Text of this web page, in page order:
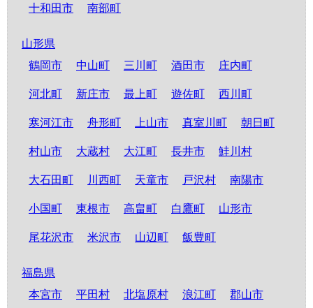
十和田市 南部町
山形県
鶴岡市
中山町 三川町 酒田市 庄内町
河北町 新庄市 最上町 遊佐町 西川町
寒河江市 舟形町 上山市 真室川町 朝日町
村山市 大蔵村 大江町 長井市 鮭川村
大石田町 川西町 天童市 戸沢村 南陽市
小国町 東根市 高畠町 白鷹町 山形市
尾花沢市 米沢市 山辺町 飯豊町
福島県
本宮市
平田村 北塩原村 浪江町 郡山市